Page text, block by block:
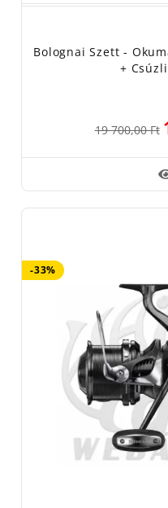
Bolognai Szett -
+
19 700,00 Ft
-33%